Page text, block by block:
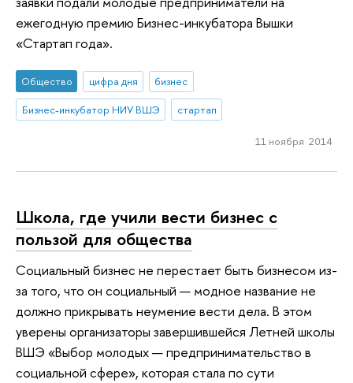
ежегодную премию Бизнес-инкубатора Вышки
«Стартап года».
Общество цифра дня
бизнес
Бизнес-инкубатор НИУ ВШЭ
стартап
11 ноября 2014
Школа, где учили вести бизнес с
пользой для общества
Социальный бизнес не перестает быть бизнесом из-
за того, что он социальный — модное название не
должно прикрывать неумение вести дела. В этом
уверены организаторы завершившейся Летней школы
ВШЭ «Выбор молодых — предпринимательство в
социальной сфере», которая стала по сути